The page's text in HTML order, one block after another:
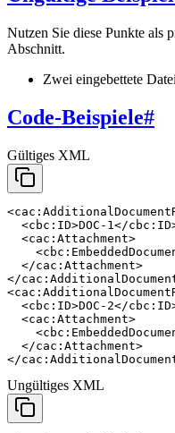
Nutzen Sie diese Punkte als
Abschnitt.
Zwei eingebettete
Code-Beispiele#
Gültiges XML
<cbc:ID>DOC-1</
  <cac:Attachment>
  </cac:Attachment>
</
<cbc:ID>DOC-2</
  <cac:Attachment>
  </cac:Attachment>
</
Ungültiges XML